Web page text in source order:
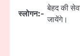
स्लोगन:-
बेहद की
जायेंगे।